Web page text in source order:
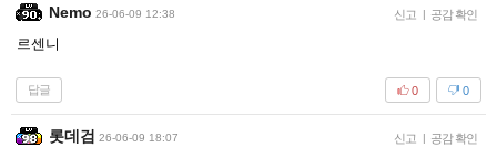
Nemo 26-06-09 12:38 신고 | 공감 확인
르센니
답글 0
0
롯데검 26-06-09 18:07 신고 | 공감 확인